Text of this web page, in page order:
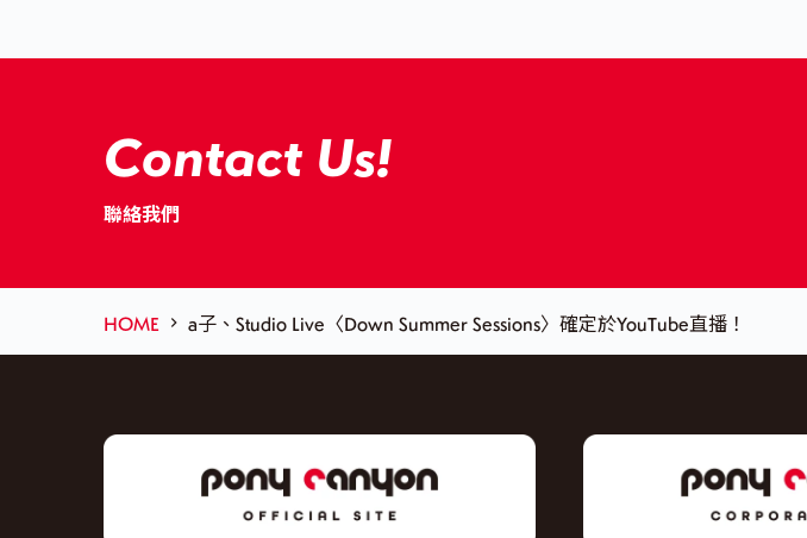
Contact Us!
聯絡我們
HOME a子、Studio Live〈Down Summer Sessions〉確定於YouTube直播！